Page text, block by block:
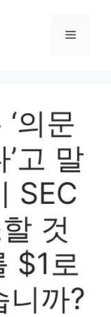
Menu
의문
고 말
SEC
것
$1로
니까?